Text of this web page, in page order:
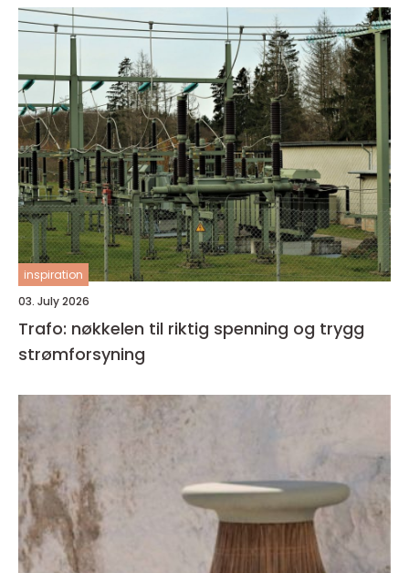
inspiration
03. July 2026
Trafo: nøkkelen til riktig spenning og trygg
strømforsyning